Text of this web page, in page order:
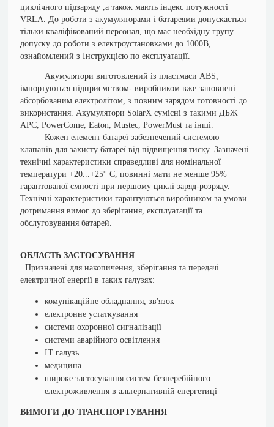
циклічного підзаряду ,а також мають індекс потужності
VRLA.До роботи з акумуляторами і батареями допускається
тільки кваліфікований персонал, що має необхідну групу
допуску до роботи з електроустановками до 1000В,
ознайомлений з Інструкцією по експлуатації.
Акумулятори виготовлений із пластмаси ABS,
імпортуються підприємством- виробником вже заповнені
абсорбованим електролітом, з повним зарядом готовності до
використання. Акумулятори SolarX сумісні з такими ДБЖ
АРС, PowerCome, Eaton, Mustec, PowerMust та інші.
Кожен елемент батареї забезпечений системою
клапанів для захисту батареї від підвищення тиску. Зазначені
технічні характеристики справедливі для номінальної
температури +20...+25° С, повинні мати не менше 95%
гарантованої ємності при першому циклі заряд-розряду.
Технічні характеристики гарантуються виробником за умови
дотримання вимог до зберігання, експлуатації та
обслуговування батарей.
ОБЛАСТЬ ЗАСТОСУВАННЯ
Призначені для накопичення, зберігання та передачі
електричної енергії в таких галузях:
комунікаційне обладнання, зв'язок
електронне устаткування
системи охоронної сигналізації
системи аварійного освітлення
ІТ галузь
медицина
широке застосування систем безперебійного
електроживлення в альтернативній енергетиці
ВИМОГИ ДО ТРАНСПОРТУВАННЯ